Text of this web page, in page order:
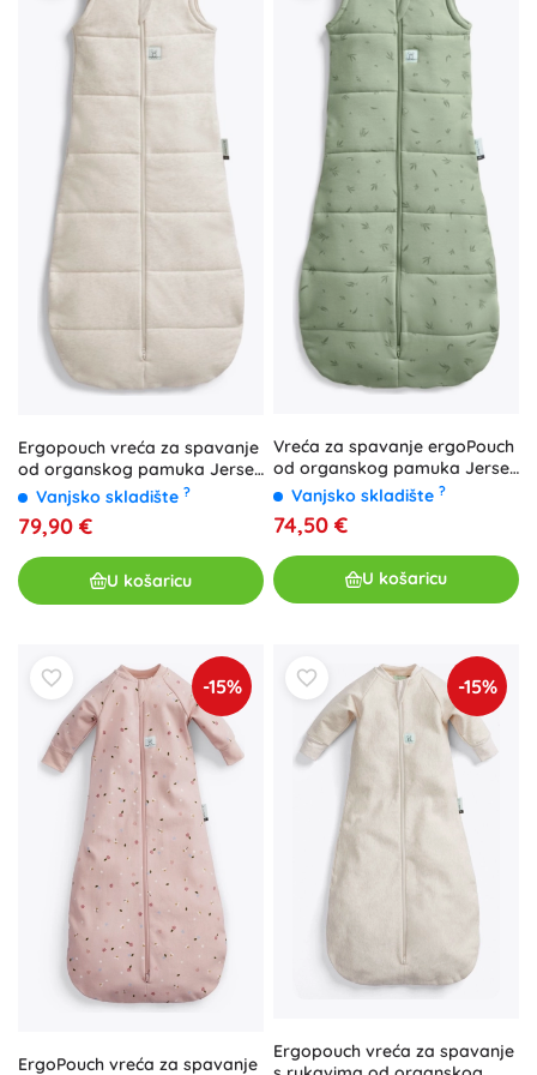
Ergopouch vreća za spavanje
od organskog pamuka Jersey
oatmeal marle 2,5 tog (3–12
mjeseci)
Vanjsko skladište ?
79,90 €
U košaricu
Vreća za spavanje ergoPouch
od organskog pamuka Jersey
willow 2,5 TOG (3–12 mjeseci)
Vanjsko skladište ?
74,50 €
U košaricu
-15%
ErgoPouch vreća za spavanje
-15%
Ergopouch vreća za spavanje